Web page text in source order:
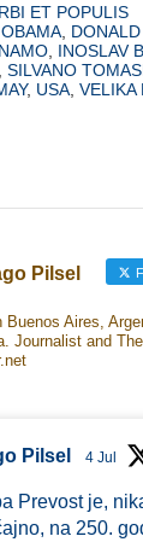
ET POPULIS
INOSLAV
,SILVANO
, USA ,VELIKA
Pilsel
Buenos Aires,
Journalist and
Pilsel 4 Jul
Prevost je,
na 250.